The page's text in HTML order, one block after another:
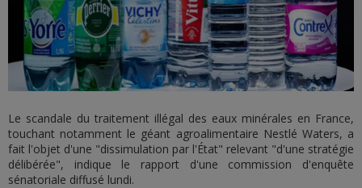
Le scandale du traitement illégal des eaux minérales en France,
touchant notamment le géant agroalimentaire Nestlé Waters, a
fait l'objet d'une "dissimulation par l'État" relevant "d'une stratégie
délibérée", indique le rapport d'une commission d'enquête
sénatoriale diffusé lundi.